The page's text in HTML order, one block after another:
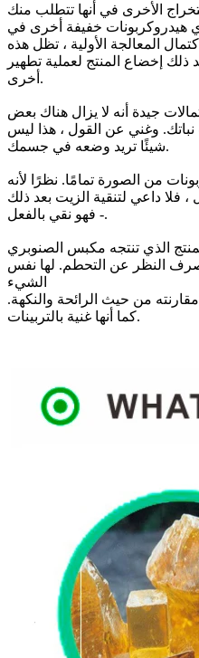
الأخرى في أنها تتطلب منك
أي هيدروكربونات خفيفة أخرى في
المعالجة الأولية ، تظل هذه
إخضاع المنتج لعملية تطهير
أخرى.
جيدة أنه لا يزال هناك بعض
نباتك. وغني عن القول ، هذا ليس
شيئًا تريد وضعه في جسمك.
من الصورة تمامًا. نظرًا لأنه
، فلا داعي لتنقية الزيت بعد ذلك
- فهو نقي بالفعل.
الذي تنتجه مكبس الصنوبري
النظر عن التحطم. لها نفس
الشيء
من حيث الرائحة والنكهة.
كما أنها غنية بالتربينات.